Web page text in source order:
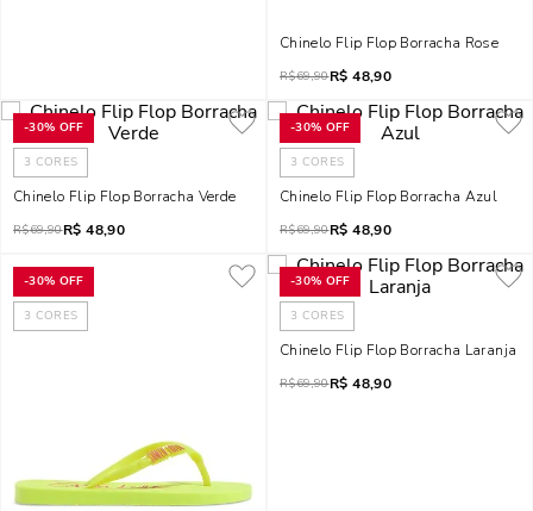
Chinelo Flip Flop Borracha Rose
R$69,90R$ 48,90
-30% OFF
3 CORES
Chinelo Flip Flop Borracha Verde
R$69,90R$ 48,90
-30% OFF
3 CORES
Chinelo Flip Flop Borracha Azul
R$69,90R$ 48,90
-30% OFF
3 CORES
-30% OFF
3 CORES
Chinelo Flip Flop Borracha Laranja
R$69,90R$ 48,90